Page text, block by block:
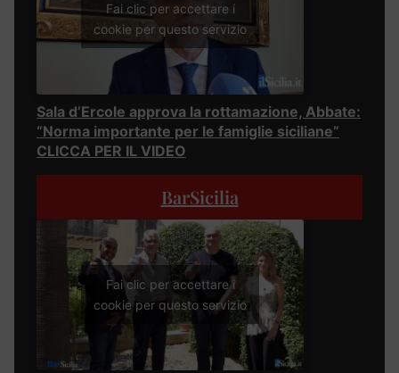
Fai clic per accettare i
cookie per questo servizio
Sala d’Ercole approva la rottamazione, Abbate:
“Norma importante per le famiglie siciliane”
CLICCA PER IL VIDEO
BarSicilia
Fai clic per accettare i
cookie per questo servizio